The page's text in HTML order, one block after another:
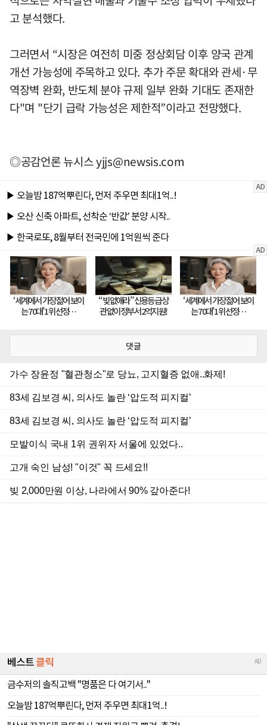
고 분석했다.
그러면서 “시장은 여전히 미중 정상회담 이후 양국 관계
개선 가능성에 주목하고 있다. 추가 주문 확대와 관세·무
역장벽 완화, 반도체 분야 규제 일부 완화 기대도 존재한
다"며 "단기 급락 가능성은 제한적”이라고 전망했다.
◎공감언론 뉴시스yjjs@newsis.com
댓글